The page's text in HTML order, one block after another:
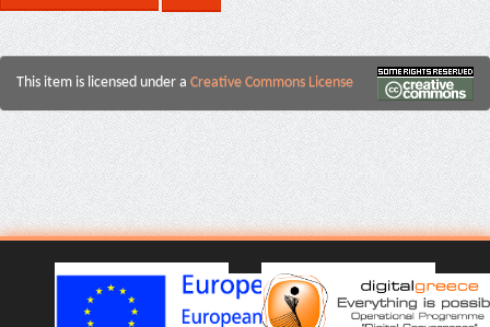
This item is licensed under a Creative Commons License